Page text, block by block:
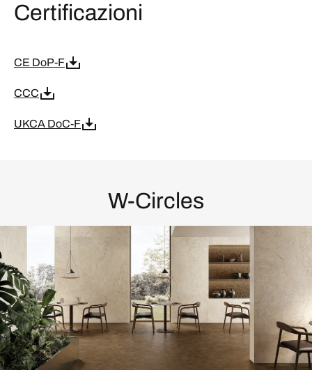
Certificazioni
CE DoP-F
CCC
UKCA DoC-F
W-Circles